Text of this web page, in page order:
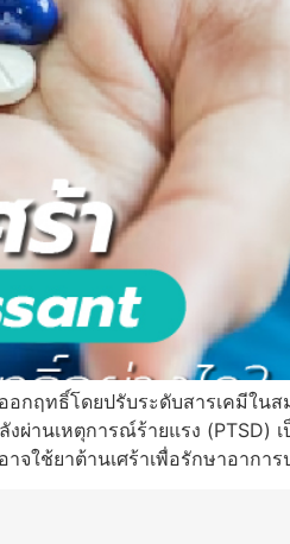
กฤทธิ์โดยปรับระดับสารเคมีใน
ผ่านเหตุการณ์ร้ายแรง (PTSD)
ใช้ยาต้านเศร้าเพื่อรักษาอาการ